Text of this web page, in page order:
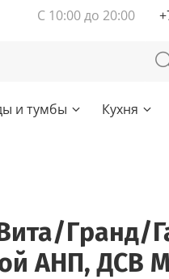
С 10:00 до 20:00
и тумбы Кухня
Гранд/
АНП, ДСВ